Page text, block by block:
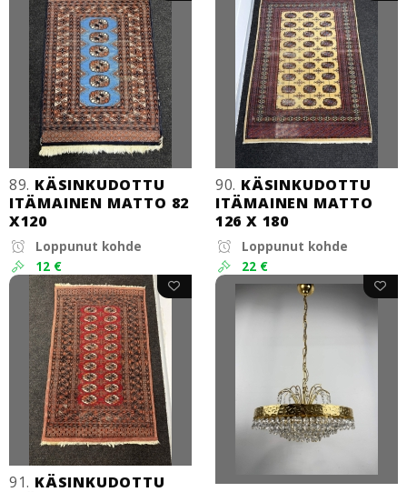
89. KÄSINKUDOTTU
ITÄMAINEN MATTO 82
X120
Loppunut kohde
12 €
90. KÄSINKUDOTTU
ITÄMAINEN MATTO
126 X 180
Loppunut kohde
22 €
91. KÄSINKUDOTTU